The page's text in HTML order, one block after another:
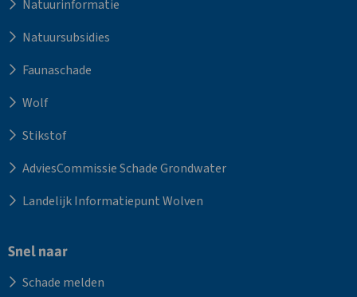
Natuurinformatie
Natuursubsidies
Faunaschade
Wolf
Stikstof
AdviesCommissie Schade Grondwater
Landelijk Informatiepunt Wolven
Snel naar
Schade melden